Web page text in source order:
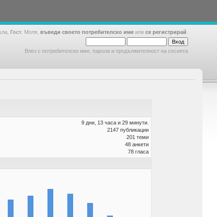
Гост . Моля, въведи своето потребителско име или се регистрирай
Влез с потребителско име, парола и продължителност на сесията
9 дни, 13 часа и 29 минути.
2147 публикации
201 теми
48 анкети
78 гласа